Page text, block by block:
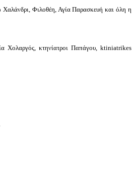
Χαλάνδρι, Φιλοθέη, Αγία Παρασκευή και όλη η
Χολαργός, κτηνίατροι Παπάγου, ktiniatrikes